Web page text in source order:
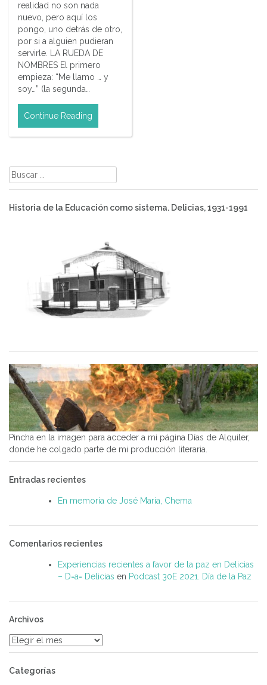
realidad no son nada
nuevo, pero aquí los
pongo, uno detrás de otro,
por si a alguien pudieran
servirle. LA RUEDA DE
NOMBRES El primero
empieza: “Me llamo … y
soy…” (la segunda…
Continue Reading
Buscar:
Historia de la Educación como sistema. Delicias, 1931-1991
Pincha en la imagen para acceder a mi página Días de Alquiler,
donde he colgado parte de mi producción literaria.
Entradas recientes
En memoria de José María, Chema
Comentarios recientes
Experiencias recientes a favor de la paz en Delicias
– D=a= Delicias en Podcast 30E 2021. Día de la Paz
Archivos
Archivos
Categorías